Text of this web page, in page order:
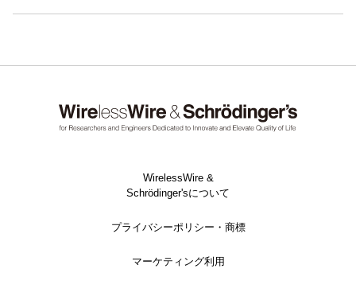
WirelessWire &
Schrödinger'sについて
プライバシーポリシー・商標
マーケティング利用